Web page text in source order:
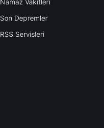
Son Depremler
RSS Servisleri